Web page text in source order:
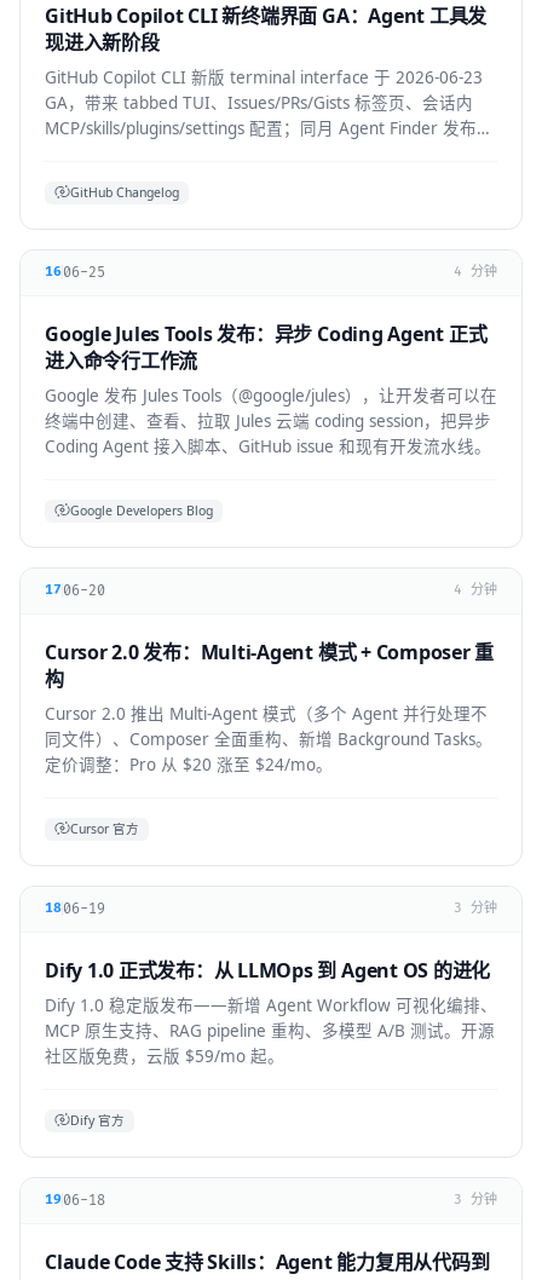
GitHub Copilot CLI 新终端界面 GA：Agent 工具发
现进入新阶段
GitHub Copilot CLI 新版 terminal interface 于 2026-06-23
GA，带来 tabbed TUI、Issues/PRs/Gists 标签页、会话内
MCP/skills/plugins/settings 配置；同月 Agent Finder 发布，
GitHub Changelog
1606-25 4 分钟
Google Jules Tools 发布：异步 Coding Agent 正式
进入命令行工作流
Google 发布 Jules Tools（@google/jules），让开发者可以在
终端中创建、查看、拉取 Jules 云端 coding session，把异步
Coding Agent 接入脚本、GitHub issue 和现有开发流水线。
Google Developers Blog
17 06-20 4 分钟
Cursor 2.0 发布：Multi-Agent 模式 + Composer 重
构
Cursor 2.0 推出 Multi-Agent 模式（多个 Agent 并行处理不
同文件）、Composer 全面重构、新增 Background Tasks。
定价调整：Pro 从 $20 涨至 $24/mo。
Cursor 官方
1806-19 3 分钟
Dify 1.0 正式发布：从 LLMOps 到 Agent OS 的进化
Dify 1.0 稳定版发布——新增 Agent Workflow 可视化编排、
MCP 原生支持、RAG pipeline 重构、多模型 A/B 测试。开源
社区版免费，云版 $59/mo 起。
Dify 官方
1906-18 3 分钟
Claude Code 支持 Skills：Agent 能力复用从代码到